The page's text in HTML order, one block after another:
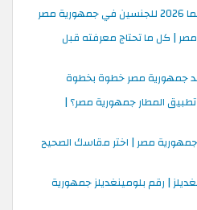
| كل ما تحتاج معرفته قبل
جمهورية مصر خطوة بخطوة
المطار جمهورية مصر؟ |
مصر | اختر مقاسك الصحيح
| رقم بلومينغديلز جمهورية